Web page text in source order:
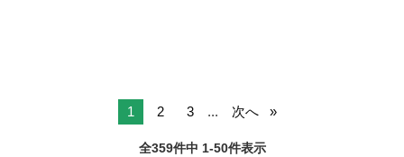
1 2 3 ... 次へ
全359件中 1-50件表示